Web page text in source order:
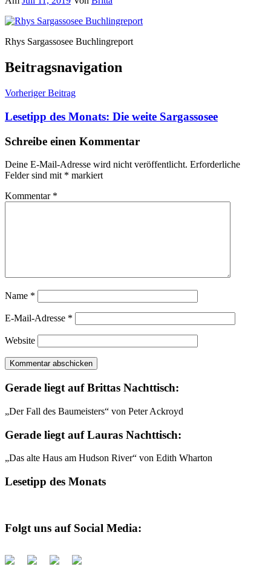
Rhys Sargassosee Buchlingreport
Beitragsnavigation
Vorheriger Beitrag
Lesetipp des Monats: Die weite Sargassosee
Schreibe einen Kommentar
Deine E-Mail-Adresse wird nicht veröffentlicht. Erforderliche
Felder sind mit * markiert
Kommentar *
Name *
E-Mail-Adresse *
Website
Gerade liegt auf Brittas Nachttisch:
„Der Fall des Baumeisters“ von Peter Ackroyd
Gerade liegt auf Lauras Nachttisch:
„Das alte Haus am Hudson River“ von Edith Wharton
Lesetipp des Monats
Folgt uns auf Social Media: